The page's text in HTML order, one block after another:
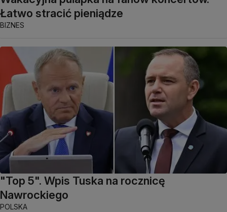
Łatwo stracić pieniądze
BIZNES
"Top 5". Wpis Tuska na rocznicę
Nawrockiego
POLSKA